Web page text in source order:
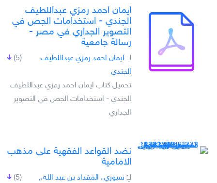
ايمان احمد رمزي عبداللطيف
الجندي - استخدامات الجص في
التصوير الجداري في مصر -
رسالة جامعية
(5) لـِ: ايمان احمد رمزي عبداللطيف
الجندي
تحميل كتاب ايمان احمد رمزي عبداللطيف
الجندي - استخدامات الجص في التصوير
الجداري
نضد القواعد الفقهية على مذهب
الامامية
(5) لـِ: سيوري، المقداد بن عبد الله،,